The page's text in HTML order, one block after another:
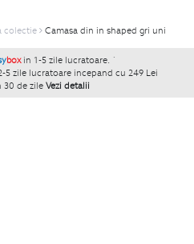
colectie Camasa din in shaped gri uni
box in 1-5 zile lucratoare. `
5 zile lucratoare incepand cu 249 Lei
30 de zile Vezi detalii